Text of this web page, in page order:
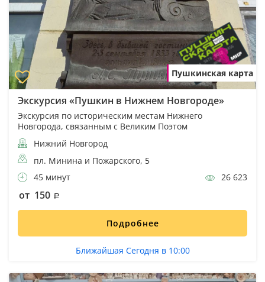
Пушкинская карта
Экскурсия «Пушкин в Нижнем Новгороде»
Экскурсия по историческим местам Нижнего
Новгорода, связанным с Великим Поэтом
Нижний Новгород
пл. Минина и Пожарского, 5
45 минут
26 623
от 150
Подробнее
Ближайшая Сегодня в 10:00